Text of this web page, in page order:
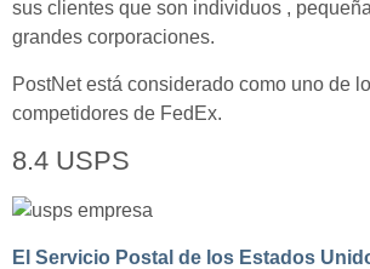
sus clientes que son individuos ,
grandes corporaciones.
PostNet está considerado como uno de
competidores de FedEx.
8.4 USPS
El Servicio Postal de los Estados